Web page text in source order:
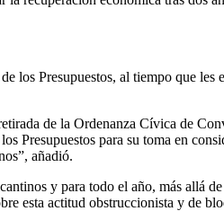
los Presupuestos, al tiempo que les
de la Ordenanza Cívica de
Presupuestos para su toma en
añadió.
y para todo el año, más allá
esta actitud obstruccionista y de